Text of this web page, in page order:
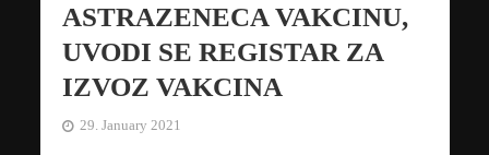
ASTRAZENECA VAKCINU,
UVODI SE REGISTAR ZA
IZVOZ VAKCINA
29. January 2021